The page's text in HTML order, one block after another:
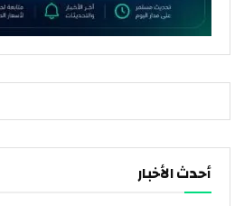
أحدث الأخبار